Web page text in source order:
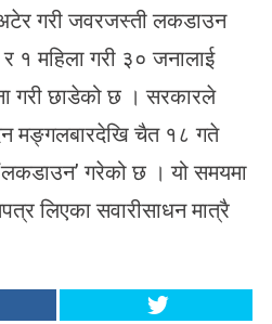
गरी जवरजस्ती लकडाउन
१ महिला गरी ३० जनालाई
गरी छाडेको छ । सरकारले
मङ्गलबारदेखि चैत १८ गते
गरेको छ । यो समयमा
लिएका सवारीसाधन मात्रै